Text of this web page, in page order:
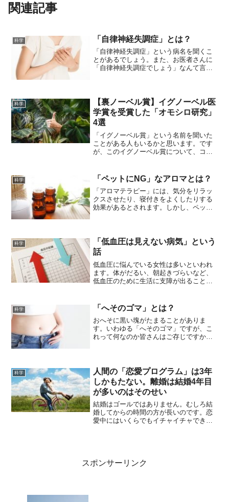
関連記事
科学 「自律神経失調症」とは？
「自律神経失調症」という病名を聞くこ
とがあるでしょう。また、お医者さんに
「自律神経失調症でしょう」なんて言わ
経失調症」は病気が特定...
科学
【裏ノーベル賞】イグノーベル医
学賞を受賞した「オモシロ研究」
4選
「イグノーベル賞」という名前を聞いた
ことがある人もいるかと思います。です
が、このイグノーベル賞について、コン
る人は意外に少ないのではないでしょう
か。「イグノーベル賞」は...
科学 「ペットにNG」なアロマとは？
「アロマテラピー」には、気分をリラッ
クスさせたり、寝付きをよくしたりする
効果があるとされます。しかし、ペット
マテラピー」とは、植物の...
科学
「低血圧は見えない病気」という
話
低血圧に悩んでいる女性は多いといわれ
ます。体がだるい、朝起きづらいなど、
低血圧のために生活に支障が出ることも
多い「女性に低血圧の人が多い」という
のは本当なのでしょうか？...
科学 「へそのゴマ」とは？
おへそに黒い塊がたまることがありま
す。いわゆる「へそのゴマ」ですが、こ
れって何なのか皆さんはご存じですか？
行えばいいのかをまとめて...
科学
人間の「恋愛プログラム」は3年
しかもたない。離婚は結婚4年目
が多いのはそのせい
結婚はゴールではありません。むしろ結
婚してからの時間の方が長いのです。恋
愛中にはいくらでもイチャイチャできた
スポンサーリンク